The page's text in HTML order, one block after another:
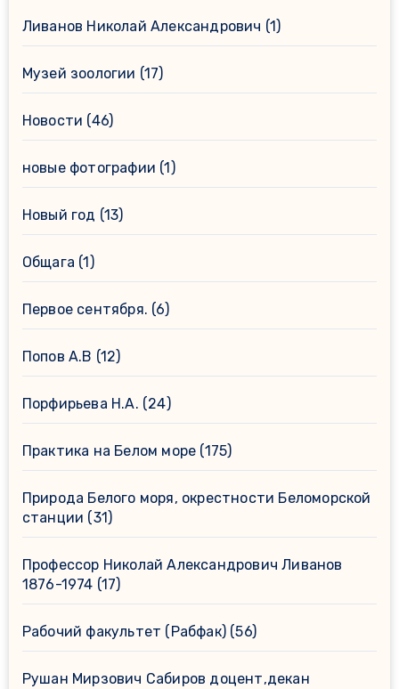
Ливанов Николай Александрович (1)
Музей зоологии (17)
Новости (46)
новые фотографии (1)
Новый год (13)
Общага (1)
Первое сентября. (6)
Попов А.В (12)
Порфирьева Н.А. (24)
Практика на Белом море (175)
Природа Белого моря, окрестности Беломорской
станции (31)
Профессор Николай Александрович Ливанов
1876-1974 (17)
Рабочий факультет (Рабфак)(56)
Рушан Мирзович Сабиров доцент,декан